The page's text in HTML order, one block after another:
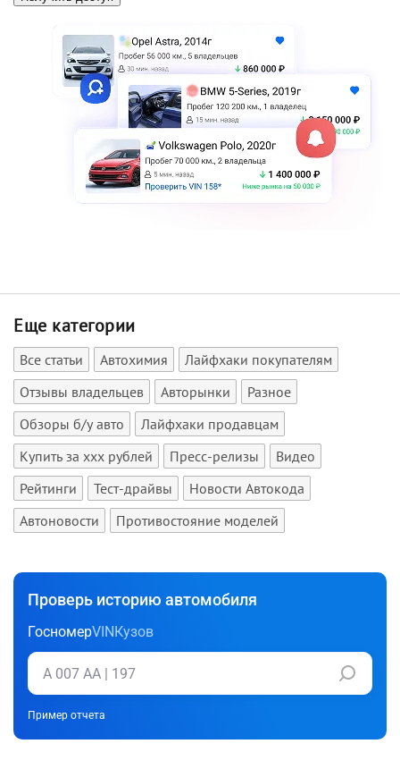
Еще категории
Все статьи Автохимия
Лайфхаки покупателям
Отзывы владельцев
Авторынки
Разное
Обзоры б/у авто
Лайфхаки продавцам
Купить за xxx рублей
Пресс-релизы
Видео
Рейтинги
Тест-драйвы
Новости Автокода
Автоновости
Противостояние моделей
Проверь историю автомобиля
ГосномерVINКузов
Пример отчета